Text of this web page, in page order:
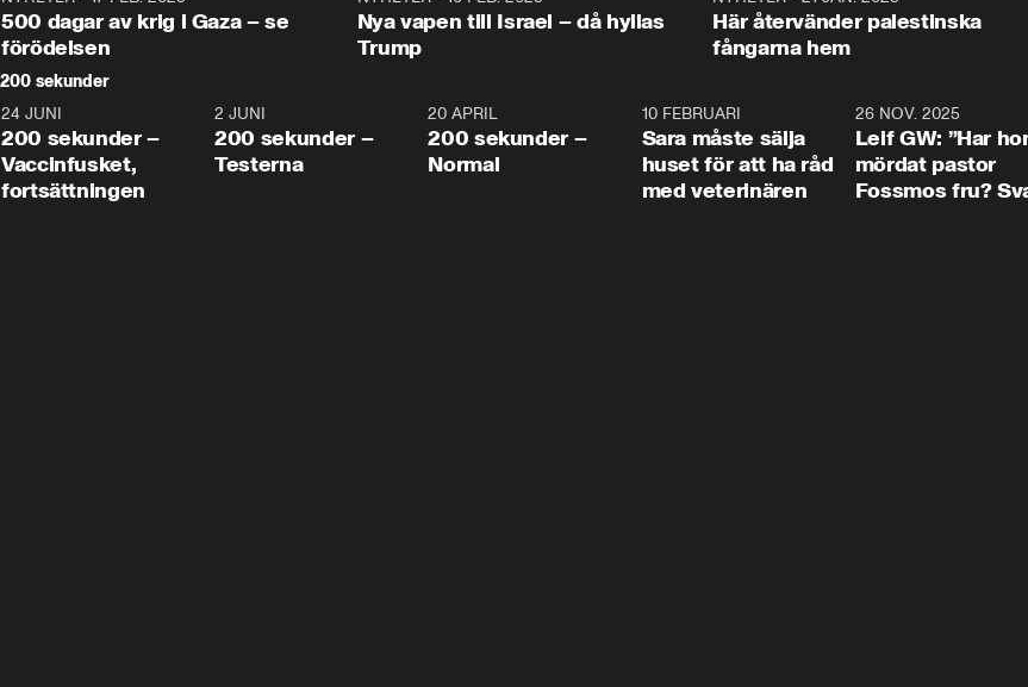
500 dagar av krig i Gaza – se
förödelsen
Nya vapen till Israel – då hyllas
Trump
Här återvänder palestinska
fångarna hem
200 sekunder
5:00
24 JUNI
200 sekunder –
Vaccinfusket,
fortsättningen
4:23
2 JUNI
200 sekunder –
Testerna
20 APRIL
200 sekunder –
Normal
10 FEBRUARI
Sara måste sälja
huset för att ha råd
med veterinären
26 NOV. 2025
Leif GW: ”Har
mördat pastor
Fossmos fru?